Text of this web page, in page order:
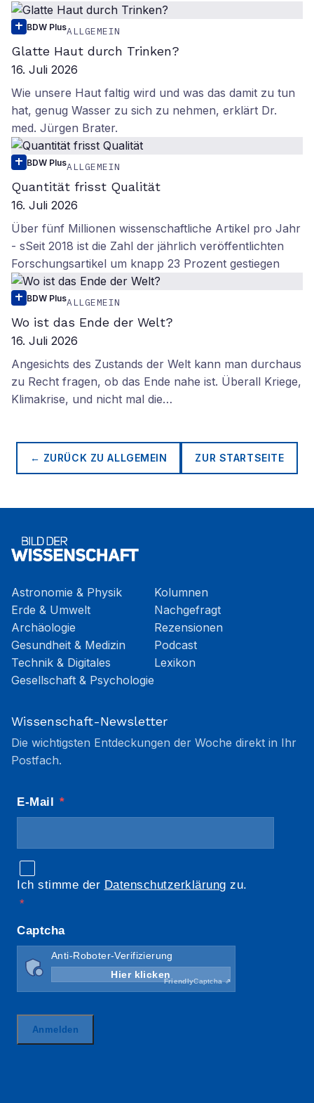
BDW PlusALLGEMEIN
Glatte Haut durch Trinken?
16. Juli 2026
Wie unsere Haut faltig wird und was das damit zu tun
hat, genug Wasser zu sich zu nehmen, erklärt Dr.
med. Jürgen Brater.
BDW PlusALLGEMEIN
Quantität frisst Qualität
16. Juli 2026
Über fünf Millionen wissenschaftliche Artikel pro Jahr
- sSeit 2018 ist die Zahl der jährlich veröffentlichten
Forschungsartikel um knapp 23 Prozent gestiegen
BDW PlusALLGEMEIN
Wo ist das Ende der Welt?
16. Juli 2026
Angesichts des Zustands der Welt kann man durchaus
zu Recht fragen, ob das Ende nahe ist. Überall Kriege,
Klimakrise, und nicht mal die…
← ZURÜCK ZUALLGEMEIN ZUR STARTSEITE
Astronomie & Physik
Erde & Umwelt
Archäologie
Gesundheit & Medizin
Technik & Digitales
Gesellschaft & Psychologie
Kolumnen
Nachgefragt
Rezensionen
Podcast
Lexikon
Wissenschaft-Newsletter
Die wichtigsten Entdeckungen der Woche direkt in Ihr
Postfach.